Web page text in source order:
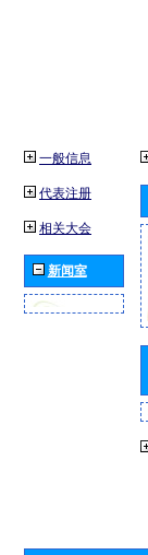
一般信息
代表注册
相关大会
新闻室